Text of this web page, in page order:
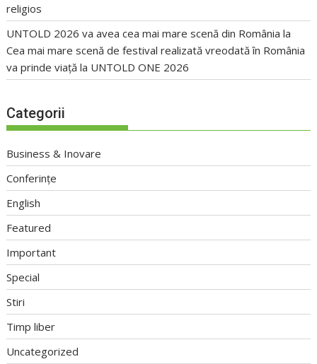
religios
UNTOLD 2026 va avea cea mai mare scenă din România la
Cea mai mare scenă de festival realizată vreodată în România
va prinde viață la UNTOLD ONE 2026
Categorii
Business & Inovare
Conferințe
English
Featured
Important
Special
Stiri
Timp liber
Uncategorized